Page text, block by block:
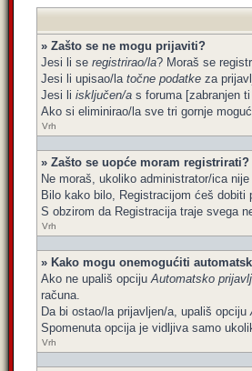
» Zašto se ne mogu prijaviti?
Jesi li se registrirao/la? Moraš se
Jesi li upisao/la točne podatke za
Jesi li isključen/a s foruma [zabranjen
Ako si eliminirao/la sve tri gornje
Vrh
» Zašto se uopće moram registrirati?
Ne moraš, ukoliko administrator/ica
Bilo kako bilo, Registracijom ćeš
S obzirom da Registracija traje svega
Vrh
» Kako mogu onemogućiti
Ako ne upališ opcijuAutomatsko
računa.
Da bi ostao/la prijavljen/a, upališ opciju
Spomenuta opcija je vidljiva samo
Vrh